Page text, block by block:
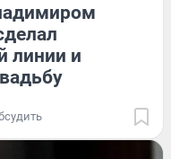
линии и